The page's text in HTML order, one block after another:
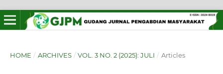
HOME / ARCHIVES / VOL. 3 NO. 2 (2025): JULI / Articles